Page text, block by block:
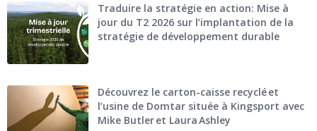
Traduire la stratégie en action: Mise à
jour du T2 2026 sur l’implantation de la
stratégie de développement durable
Découvrez le carton-caisse recyclé et
l’usine de Domtar située à Kingsport avec
Mike Butler et Laura Ashley